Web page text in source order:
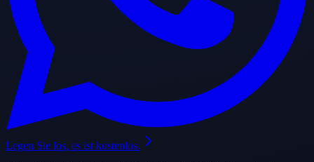
Legen Sie los, es ist kostenlos.